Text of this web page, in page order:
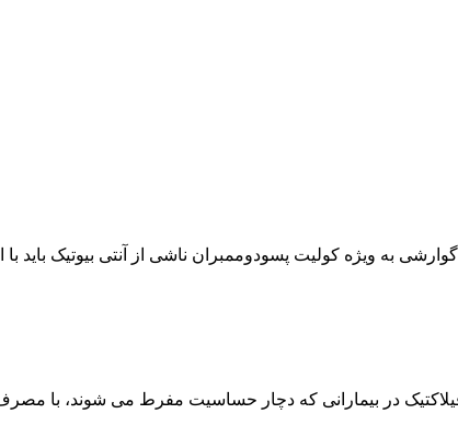
به ویژه کولیت پسودوممبران ناشی از آنتی بیوتیک باید
در بیمارانی که دچار حساسیت مفرط می شوند، با